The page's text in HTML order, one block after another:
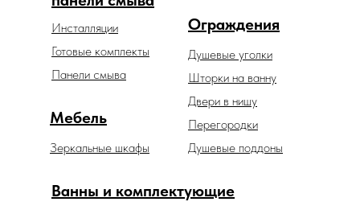
Ванны и комплектующие
Зеркальные шкафы
Мебель
Ограждения
Душевые уголки
Шторки на ванну
Двери в нишу
Перегородки
Душевые поддоны
Инсталляции
Готовые комплекты
Панели смыва